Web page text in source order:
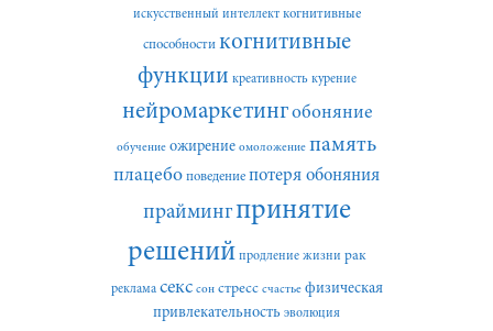
искусственный интеллект когнитивные
способности когнитивные
функции креативность курение
нейромаркетингобоняние
обучение ожирение омоложение память
плацебо поведение потеря обоняния
праймингпринятие
решений продление жизни рак
реклама секс сон стресс счастье физическая
привлекательность эволюция